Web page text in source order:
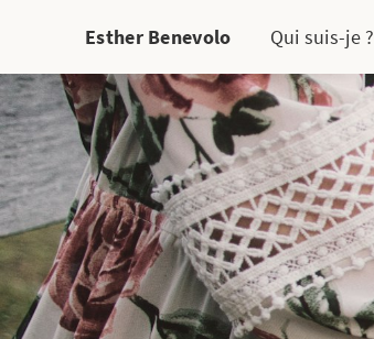
Esther Benevolo Qui suis-je ?